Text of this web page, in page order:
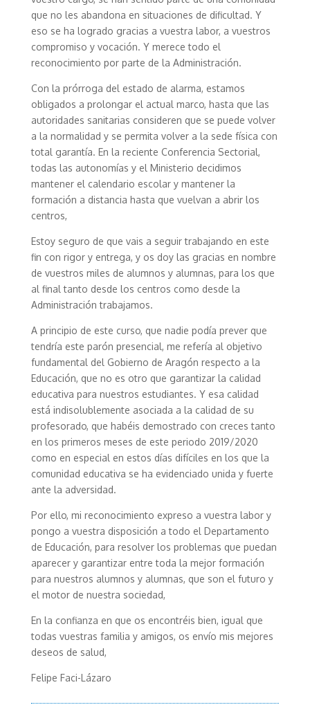
que no les abandona en situaciones de dificultad. Y
eso se ha logrado gracias a vuestra labor, a vuestros
compromiso y vocación. Y merece todo el
reconocimiento por parte de la Administración.
Con la prórroga del estado de alarma, estamos
obligados a prolongar el actual marco, hasta que las
autoridades sanitarias consideren que se puede volver
a la normalidad y se permita volver a la sede física con
total garantía. En la reciente Conferencia Sectorial,
todas las autonomías y el Ministerio decidimos
mantener el calendario escolar y mantener la
formación a distancia hasta que vuelvan a abrir los
centros,
Estoy seguro de que vais a seguir trabajando en este
fin con rigor y entrega, y os doy las gracias en nombre
de vuestros miles de alumnos y alumnas, para los que
al final tanto desde los centros como desde la
Administración trabajamos.
A principio de este curso, que nadie podía prever que
tendría este parón presencial, me refería al objetivo
fundamental del Gobierno de Aragón respecto a la
Educación, que no es otro que garantizar la calidad
educativa para nuestros estudiantes. Y esa calidad
está indisolublemente asociada a la calidad de su
profesorado, que habéis demostrado con creces tanto
en los primeros meses de este periodo 2019/2020
como en especial en estos días difíciles en los que la
comunidad educativa se ha evidenciado unida y fuerte
ante la adversidad.
Por ello, mi reconocimiento expreso a vuestra labor y
pongo a vuestra disposición a todo el Departamento
de Educación, para resolver los problemas que puedan
aparecer y garantizar entre toda la mejor formación
para nuestros alumnos y alumnas, que son el futuro y
el motor de nuestra sociedad,
En la confianza en que os encontréis bien, igual que
todas vuestras familia y amigos, os envío mis mejores
deseos de salud,
Felipe Faci-Lázaro